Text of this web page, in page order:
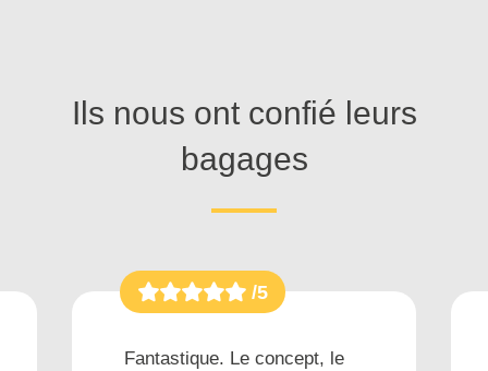
Ils nous ont confié leurs
bagages
/5
Fantastique. Le concept, le